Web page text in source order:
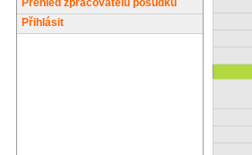
Přehled zpracovatelů posudků
Přihlásit